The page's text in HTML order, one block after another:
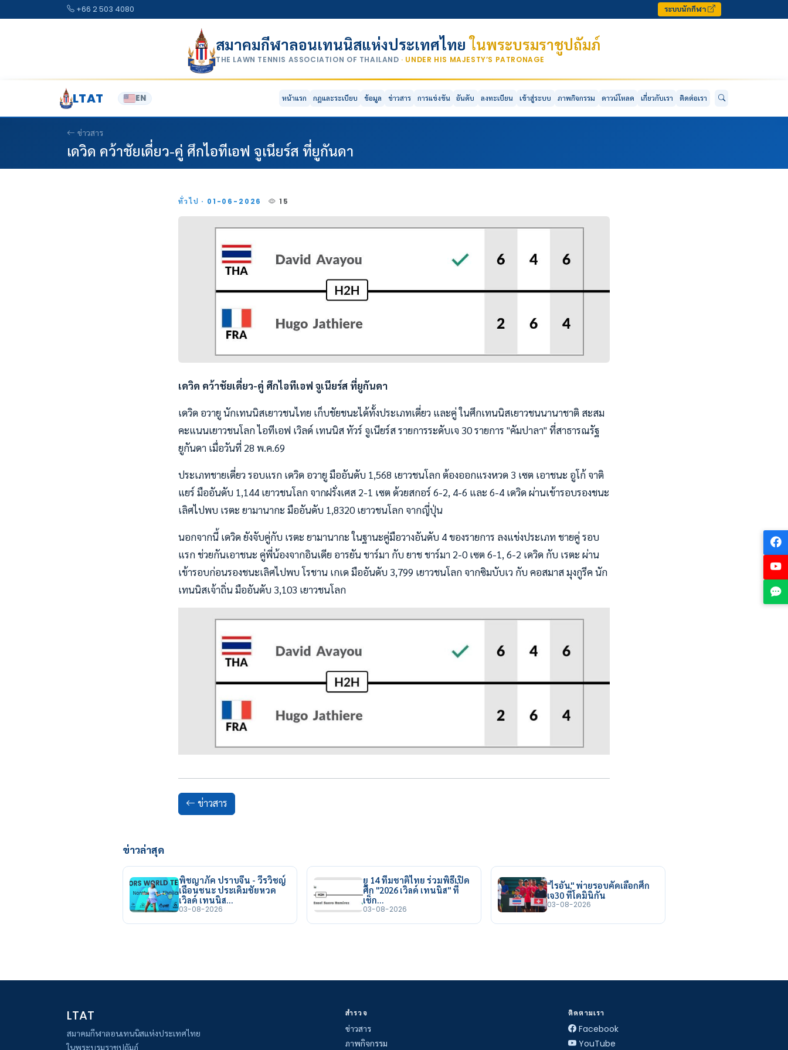
+66 2 503 4080 ระบบนักกีฬา
สมาคมกีฬาลอนเทนนิสแห่งประเทศไทยในพระบรมราชูปถัมภ์
THE LAWN TENNIS ASSOCIATION OF THAILAND · UNDER HIS MAJESTY’S PATRONAGE
LTAT EN หน้าแรก กฎและระเบียบ ข้อมูล ข่าวสาร การแข่งขัน อันดับ ลงทะเบียน เข้าสู่ระบบ ภาพกิจกรรม ดาวน์โหลด เกี่ยวกับเรา ติดต่อเรา
ข่าวสาร
เดวิด คว้าชัยเดี่ยว-คู่ ศึกไอทีเอฟ จูเนียร์ส ที่ยูกันดา
ทั่วไป · 01-06-2026 15
เดวิด คว้าชัยเดี่ยว-คู่ ศึกไอทีเอฟ จูเนียร์ส ที่ยูกันดา
เดวิด อวายู นักเทนนิสเยาวชนไทย เก็บชัยชนะได้ทั้งประเภทเดี่ยว และคู่ ในศึกเทนนิสเยาวชนนานาชาติ สะสม
คะแนนเยาวชนโลก ไอทีเอฟ เวิลด์ เทนนิส ทัวร์ จูเนียร์ส รายการระดับเจ 30 รายการ "คัมปาลา" ที่สาธารณรัฐ
ยูกันดา เมื่อวันที่ 28 พ.ค.69
ประเภทชายเดี่ยว รอบแรก เดวิด อวายู มืออันดับ 1,568 เยาวชนโลก ต้องออกแรงหวด 3 เซต เอาชนะ อูโก้ จาติ
แยร์ มืออันดับ 1,144 เยาวชนโลก จากฝรั่งเศส 2-1 เซต ด้วยสกอร์ 6-2, 4-6 และ 6-4 เดวิด ผ่านเข้ารอบรองชนะ
เลิศไปพบ เรตะ ยามานากะ มืออันดับ 1,8320 เยาวชนโลก จากญี่ปุ่น
นอกจากนี้ เดวิด ยังจับคู่กับ เรตะ ยามานากะ ในฐานะคู่มือวางอันดับ 4 ของรายการ ลงแข่งประเภท ชายคู่ รอบ
แรก ช่วยกันเอาชนะ คู่พี่น้องจากอินเดีย อารยัน ชาร์มา กับ ยาช ชาร์มา 2-0 เซต 6-1, 6-2 เดวิด กับ เรตะ ผ่าน
เข้ารอบก่อนรองชนะเลิศไปพบ โรชาน เกเด มืออันดับ 3,799 เยาวชนโลก จากซิมบับเว กับ คอสมาส มุงกูรีค นัก
เทนนิสเจ้าถิ่น มืออันดับ 3,103 เยาวชนโลก
ข่าวสาร
ข่าวล่าสุด
พิชญาภัค ปราบจีน - วีรวิชญ์
เฉือนชนะ ประเดิมชัยหวด
เวิลด์ เทนนิส…
03-08-2026
ยู 14 ทีมชาติไทย ร่วมพิธีเปิด
ศึก "2026 เวิลด์ เทนนิส" ที่
เช็ก…
03-08-2026
"ไรอัน" พ่ายรอบคัดเลือกศึก
เจ30 ที่โดมินิกัน
03-08-2026
LTAT
สมาคมกีฬาลอนเทนนิสแห่งประเทศไทย
ในพระบรมราชูปถัมภ์
สำรวจ
ข่าวสาร
ภาพกิจกรรม
ติดตามเรา
Facebook
YouTube